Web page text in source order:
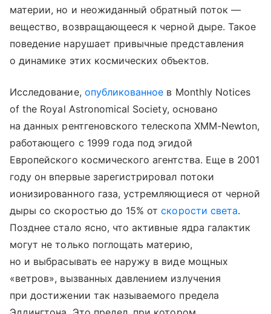
материи, но и неожиданный обратный поток —
вещество, возвращающееся к черной дыре. Такое
поведение нарушает привычные представления
о динамике этих космических объектов.
Исследование, опубликованное в Monthly Notices
of the Royal Astronomical Society, основано
на данных рентгеновского телескопа XMM-Newton,
работающего с 1999 года под эгидой
Европейского космического агентства. Еще в 2001
году он впервые зарегистрировал потоки
ионизированного газа, устремляющиеся от черной
дыры со скоростью до 15% отскорости света.
Позднее стало ясно, что активные ядра галактик
могут не только поглощать материю,
но и выбрасывать ее наружу в виде мощных
«ветров», вызванных давлением излучения
при достижении так называемого предела